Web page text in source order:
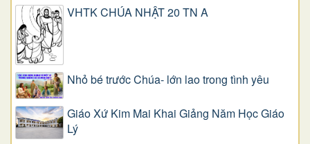
VHTK CHÚA NHẬT 20 TN A
Nhỏ bé trước Chúa- lớn lao trong tình yêu
Giáo Xứ Kim Mai Khai Giảng Năm Học Giáo
Lý